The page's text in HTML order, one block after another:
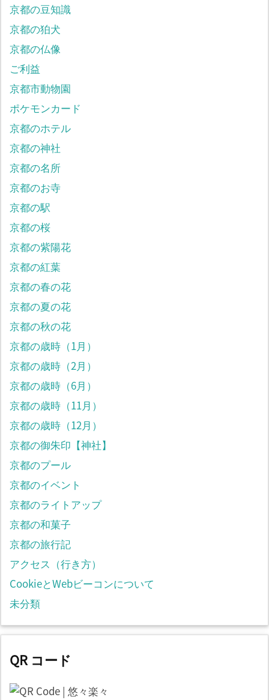
京都の豆知識
京都の狛犬
京都の仏像
ご利益
京都市動物園
ポケモンカード
京都のホテル
京都の神社
京都の名所
京都のお寺
京都の駅
京都の桜
京都の紫陽花
京都の紅葉
京都の春の花
京都の夏の花
京都の秋の花
京都の歳時（1月）
京都の歳時（2月）
京都の歳時（6月）
京都の歳時（11月）
京都の歳時（12月）
京都の御朱印【神社】
京都のプール
京都のイベント
京都のライトアップ
京都の和菓子
京都の旅行記
アクセス（行き方）
CookieとWebビーコンについて
未分類
QR コード